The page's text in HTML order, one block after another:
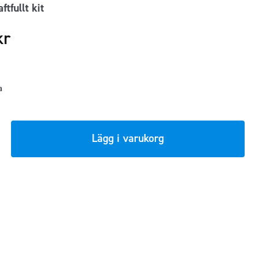
kit
Lägg i varukorg